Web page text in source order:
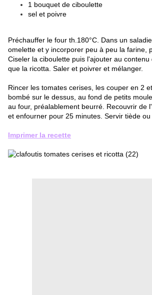
1 bouquet de ciboulette
sel et poivre
Préchauffer le four th.180°C. Dans un
omelette et y incorporer peu à peu la farine,
Ciseler la ciboulette puis l'ajouter au contenu
que la ricotta. Saler et poivrer et mélanger.
Rincer les tomates cerises, les couper en 2
bombé sur le dessus, au fond de petits
au four, préalablement beurré. Recouvrir de
et enfourner pour 25 minutes. Servir tiède ou
Imprimer la recette